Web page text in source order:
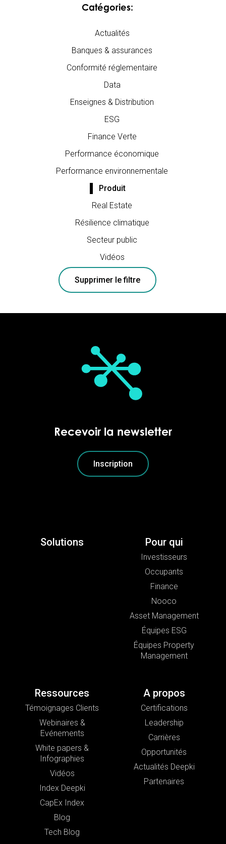
Catégories:
Actualités
Banques & assurances
Conformité réglementaire
Data
Enseignes & Distribution
ESG
Finance Verte
Performance économique
Performance environnementale
Produit
Real Estate
Résilience climatique
Secteur public
Vidéos
Supprimer le filtre
Recevoir la newsletter
Inscription
Solutions Pour qui
Investisseurs
Occupants
Finance
Nooco
Asset Management
Équipes ESG
Équipes Property
Management
Ressources
Témoignages Clients
Webinaires &
Evénements
White papers &
Infographies
Vidéos
Index Deepki
CapEx Index
Blog
Tech Blog
A propos
Certifications
Leadership
Carrières
Opportunités
Actualités Deepki
Partenaires